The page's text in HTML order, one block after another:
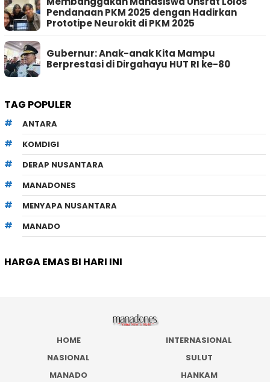
Pendanaan PKM 2025 dengan Hadirkan
Prototipe Neurokit di PKM 2025
Gubernur: Anak-anak Kita Mampu
Berprestasi di Dirgahayu HUT RI ke-80
TAG POPULER
ANTARA
KOMDIGI
DERAP NUSANTARA
MANADONES
MENYAPA NUSANTARA
MANADO
HARGA EMAS BI HARI INI
HOME
INTERNASIONAL
NASIONAL
SULUT
MANADO
HANKAM